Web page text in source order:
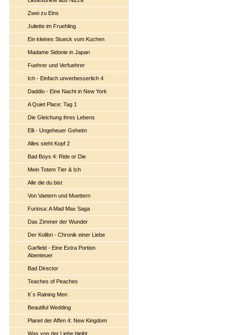
Zwei zu Eins
Juliette im Fruehling
Ein kleines Stueck vom Kuchen
Madame Sidonie in Japan
Fuehrer und Verfuehrer
Ich - Einfach unverbesserlich 4
Daddio - Eine Nacht in New York
A Quiet Place: Tag 1
Die Gleichung ihres Lebens
Elli - Ungeheuer Geheim
Alles steht Kopf 2
Bad Boys 4: Ride or Die
Mein Totem Tier & Ich
Alle die du bist
Von Vaetern und Muettern
Furiosa: A Mad Max Saga
Das Zimmer der Wunder
Der Kolibri - Chronik einer Liebe
Garfield - Eine Extra Portion
Abenteuer
Bad Director
Teaches of Peaches
It´s Raining Men
Beautiful Wedding
Planet der Affen 4: New Kingdom
Was von der Liebe bleibt